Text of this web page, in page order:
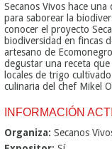
Secanos Vivos hace
para saborear la
conocer el proyecto
biodiversidad en fincas
artesano de
degustar una receta
locales de trigo
culinaria del chef Mikel
INFORMACIÓN
Organiza: Secanos